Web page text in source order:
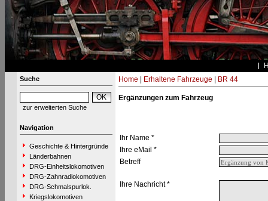
Suche
zur erweiterten Suche
Navigation
Geschichte & Hintergründe
Länderbahnen
DRG-Einheitslokomotiven
DRG-Zahnradlokomotiven
DRG-Schmalspurlok.
Kriegslokomotiven
Home Erhaltene Fahrzeuge BR 44
Ergänzungen zum Fahrzeug
Ihr Name *
Ihre eMail *
Betreff
Ihre Nachricht *